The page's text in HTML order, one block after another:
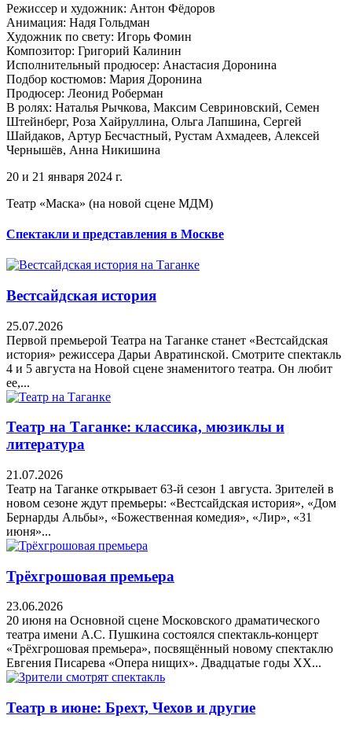
Режиссер и художник: Антон Фёдоров
Анимация: Надя Гольдман
Художник по свету: Игорь Фомин
Композитор: Григорий Калинин
Исполнительный продюсер: Анастасия Доронина
Подбор костюмов: Мария Доронина
Продюсер: Леонид Роберман
В ролях: Наталья Рычкова, Максим Севриновский, Семен
Штейнберг, Роза Хайруллина, Ольга Лапшина, Сергей
Шайдаков, Артур Бесчастный, Рустам Ахмадеев, Алексей
Чернышёв, Анна Никишина
20 и 21 января 2024 г.
Театр «Маска» (на новой сцене МДМ)
Спектакли и представления в Москве
Вестсайдская история
25.07.2026
Первой премьерой Театра на Таганке станет «Вестсайдская
история» режиссера Дарьи Авратинской. Смотрите спектакль
4 и 5 августа на Новой сцене знаменитого театра. Он любит
ее,...
Театр на Таганке: классика, мюзиклы и
литература
21.07.2026
Театр на Таганке открывает 63-й сезон 1 августа. Зрителей в
новом сезоне ждут премьеры: «Вестсайдская история», «Дом
Бернарды Альбы», «Божественная комедия», «Лир», «31
июня»...
Трёхгрошовая премьера
23.06.2026
20 июня на Основной сцене Московского драматического
театра имени А.С. Пушкина состоялся спектакль-концерт
«Трёхгрошовая премьера», посвящённый новому спектаклю
Евгения Писарева «Опера нищих». Двадцатые годы XX...
Театр в июне: Брехт, Чехов и другие